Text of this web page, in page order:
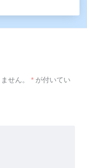
せん。 * が付いてい